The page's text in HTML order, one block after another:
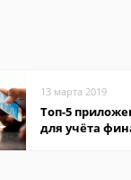
13 марта 2019
Топ-5
для учёта